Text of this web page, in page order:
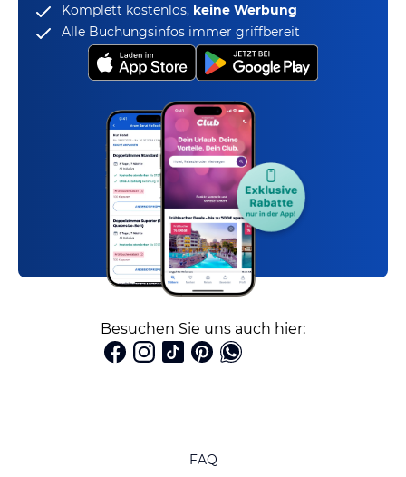
Komplett kostenlos, keine Werbung
Alle Buchungsinfos immer griffbereit
Besuchen Sie uns auch hier:
FAQ